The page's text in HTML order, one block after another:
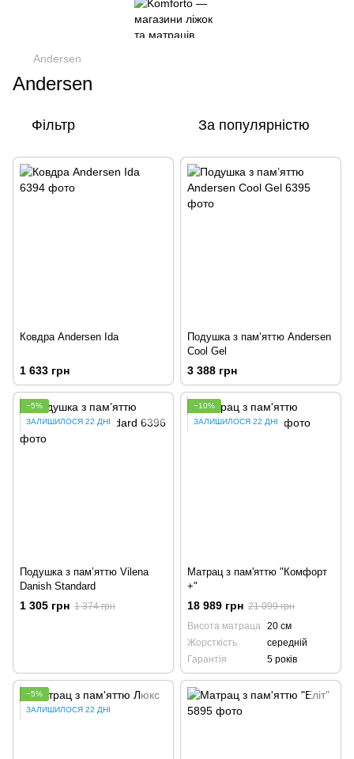
Andersen
Andersen
Фільтр За популярністю
Ковдра Andersen Ida
1 633 грн
Подушка з пам’яттю Andersen
Cool Gel
3 388 грн
−5%
ЗАЛИШИЛОСЯ 22 ДНІ
Подушка з пам’яттю Vilena
Danish Standard
1 305 грн 1 374 грн
−10%
ЗАЛИШИЛОСЯ 22 ДНІ
Матрац з пам'яттю "Комфорт
+"
18 989 грн 21 099 грн
Висота матраца 20 см
Жорсткість
середній
Гарантія
5 років
−5%
ЗАЛИШИЛОСЯ 22 ДНІ